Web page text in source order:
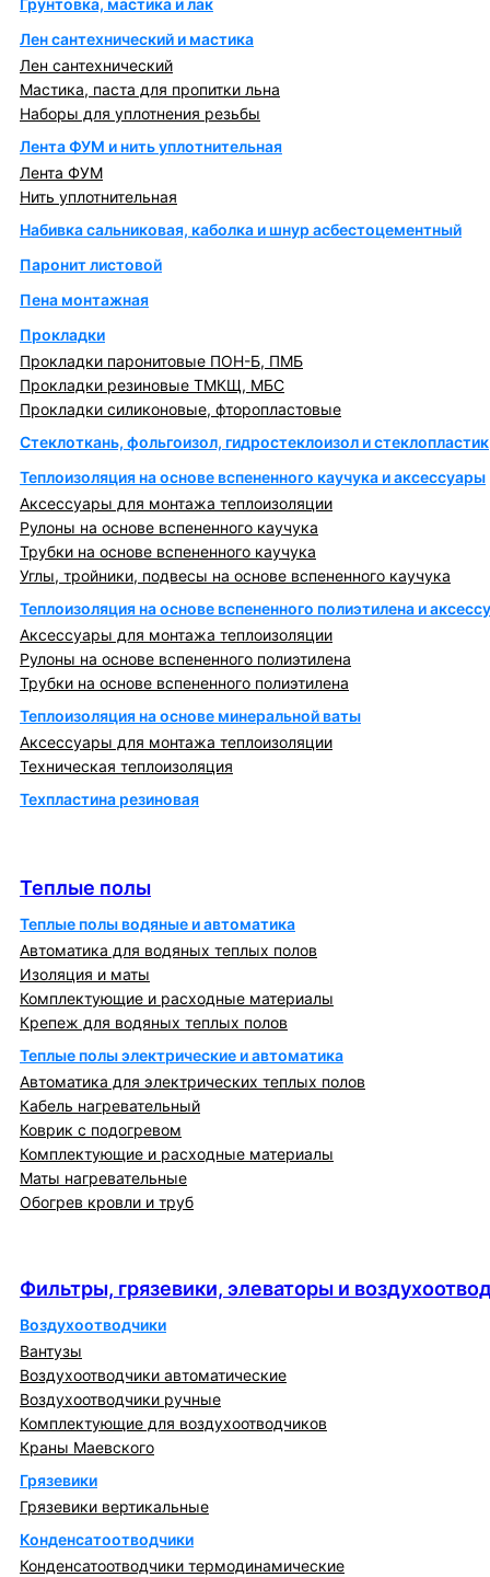
Грунтовка, мастика и лак
Лен сантехнический и мастика
Лен сантехнический
Мастика, паста для пропитки льна
Наборы для уплотнения резьбы
Лента ФУМ и нить уплотнительная
Лента ФУМ
Нить уплотнительная
Набивка сальниковая, каболка и шнур асбестоцементный
Паронит листовой
Пена монтажная
Прокладки
Прокладки паронитовые ПОН-Б, ПМБ
Прокладки резиновые ТМКЩ, МБС
Прокладки силиконовые, фторопластовые
Стеклоткань, фольгоизол, гидростеклоизол и стеклопластик
Теплоизоляция на основе вспененного каучука и аксессуары
Аксессуары для монтажа теплоизоляции
Рулоны на основе вспененного каучука
Трубки на основе вспененного каучука
Углы, тройники, подвесы на основе вспененного каучука
Теплоизоляция на основе вспененного полиэтилена и
Аксессуары для монтажа теплоизоляции
Рулоны на основе вспененного полиэтилена
Трубки на основе вспененного полиэтилена
Теплоизоляция на основе минеральной ваты
Аксессуары для монтажа теплоизоляции
Техническая теплоизоляция
Техпластина резиновая
Теплые полы
Теплые полы водяные и автоматика
Автоматика для водяных теплых полов
Изоляция и маты
Комплектующие и расходные материалы
Крепеж для водяных теплых полов
Теплые полы электрические и автоматика
Автоматика для электрических теплых полов
Кабель нагревательный
Коврик с подогревом
Комплектующие и расходные материалы
Маты нагревательные
Обогрев кровли и труб
Фильтры, грязевики, элеваторы и
Воздухоотводчики
Вантузы
Воздухоотводчики автоматические
Воздухоотводчики ручные
Комплектующие для воздухоотводчиков
Краны Маевского
Грязевики
Грязевики вертикальные
Конденсатоотводчики
Конденсатоотводчики термодинамические